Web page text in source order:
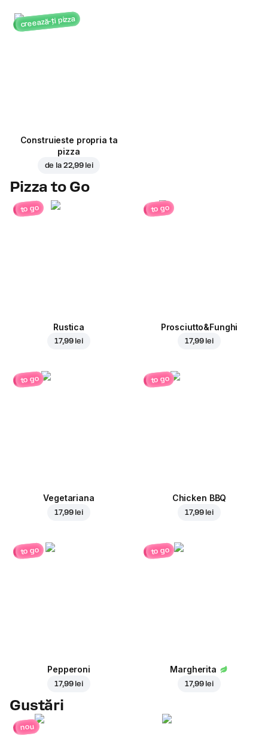
creează-ți pizza
Construieste propria ta
pizza
de la 22,99 lei
Pizza to Go
to go
Rustica
17,99 lei
to go
Prosciutto&Funghi
17,99 lei
to go
Vegetariana
17,99 lei
to go
Chicken BBQ
17,99 lei
to go
Pepperoni
17,99 lei
to go
Margherita
17,99 lei
Gustări
nou